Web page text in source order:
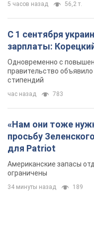
5 часов назад 56,2 т.
С 1 сентября
зарплаты:
Одновременно с
правительство
стипендий
час назад 783
«Нам они тоже
просьбу
для Patriot
Американские запасы
ограничены
34 минуты назад 189